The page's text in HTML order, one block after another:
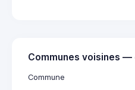
Communes voisines
Commune